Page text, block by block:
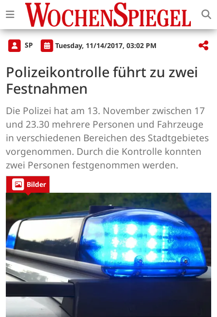
SP Tuesday, 11/14/2017, 03:02 PM
Polizeikontrolle führt zu zwei
Festnahmen
Die Polizei hat am 13. November zwischen 17
und 23.30 mehrere Personen und Fahrzeuge
in verschiedenen Bereichen des Stadtgebietes
vorgenommen. Durch die Kontrolle konnten
zwei Personen festgenommen werden.
Bilder